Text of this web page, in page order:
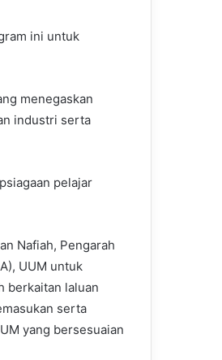
ini untuk
menegaskan
industri serta
pelajar
Nafiah, Pengarah
UUM untuk
berkaitan laluan
serta
yang bersesuaian